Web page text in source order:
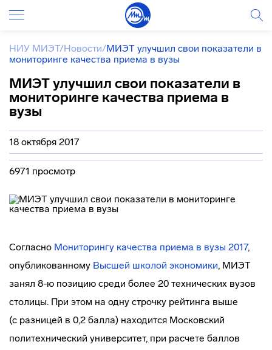
НИУ МИЭТ/Новости/МИЭТ улучшил свои показатели в
мониторинге качества приема в вузы
МИЭТ улучшил свои показатели в
мониторинге качества приема в
вузы
18 октября 2017
6971 просмотр
Согласно Мониторингу качества приема в вузы 2017,
опубликованному Высшей школой экономики, МИЭТ
занял 8-ю позицию среди более 20 технических вузов
столицы. При этом на одну строчку рейтинга выше
(с разницей в 0,2 балла) находится Московский
политехнический университет, при расчете баллов